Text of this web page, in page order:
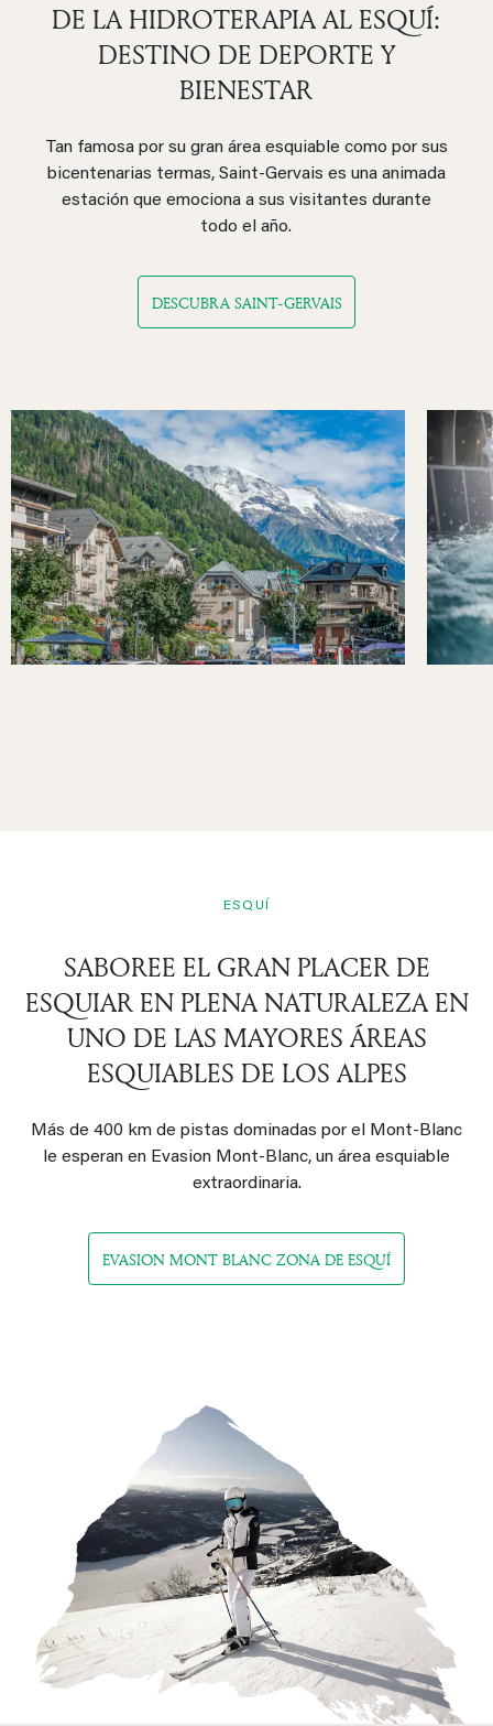
DE LA HIDROTERAPIA AL ESQUÍ:
DESTINO DE DEPORTE Y
BIENESTAR
Tan famosa por su gran área esquiable como por sus
bicentenarias termas, Saint-Gervais es una animada
estación que emociona a sus visitantes durante
todo el año.
DESCUBRA SAINT-GERVAIS
ESQUÍ
SABOREE EL GRAN PLACER DE
ESQUIAR EN PLENA NATURALEZA EN
UNO DE LAS MAYORES ÁREAS
ESQUIABLES DE LOS ALPES
Más de 400 km de pistas dominadas por el Mont-Blanc
le esperan en Evasion Mont-Blanc, un área esquiable
extraordinaria.
EVASION MONT BLANC ZONA DE ESQUÍ